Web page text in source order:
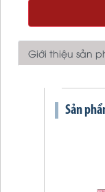
Giới thiệu sản
Sản